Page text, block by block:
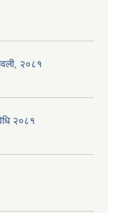
२०८१
२०८१